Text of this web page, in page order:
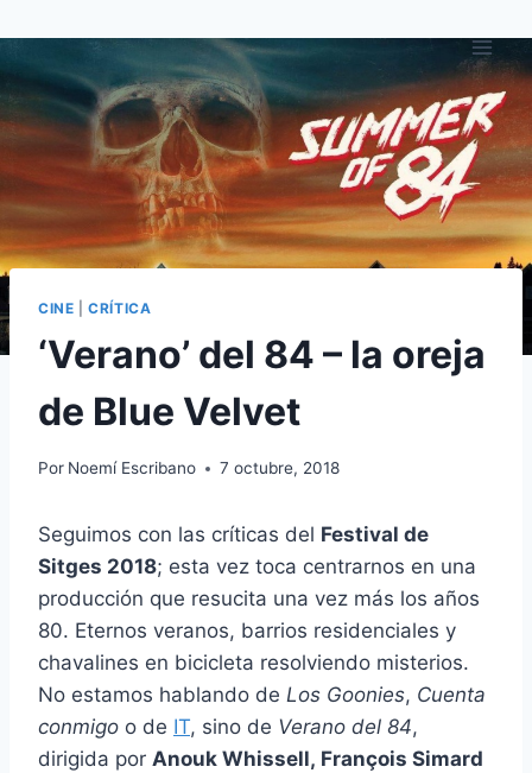
contenido
CINE |CRÍTICA
‘Verano’ del 84 – la oreja
de Blue Velvet
Por Noemí Escribano 7 octubre, 2018
Seguimos con las críticas del Festival de
Sitges 2018; esta vez toca centrarnos en una
producción que resucita una vez más los años
80. Eternos veranos, barrios residenciales y
chavalines en bicicleta resolviendo misterios.
No estamos hablando de Los Goonies, Cuenta
conmigo o de IT, sino de Verano del 84,
dirigida por Anouk Whissell, François Simard